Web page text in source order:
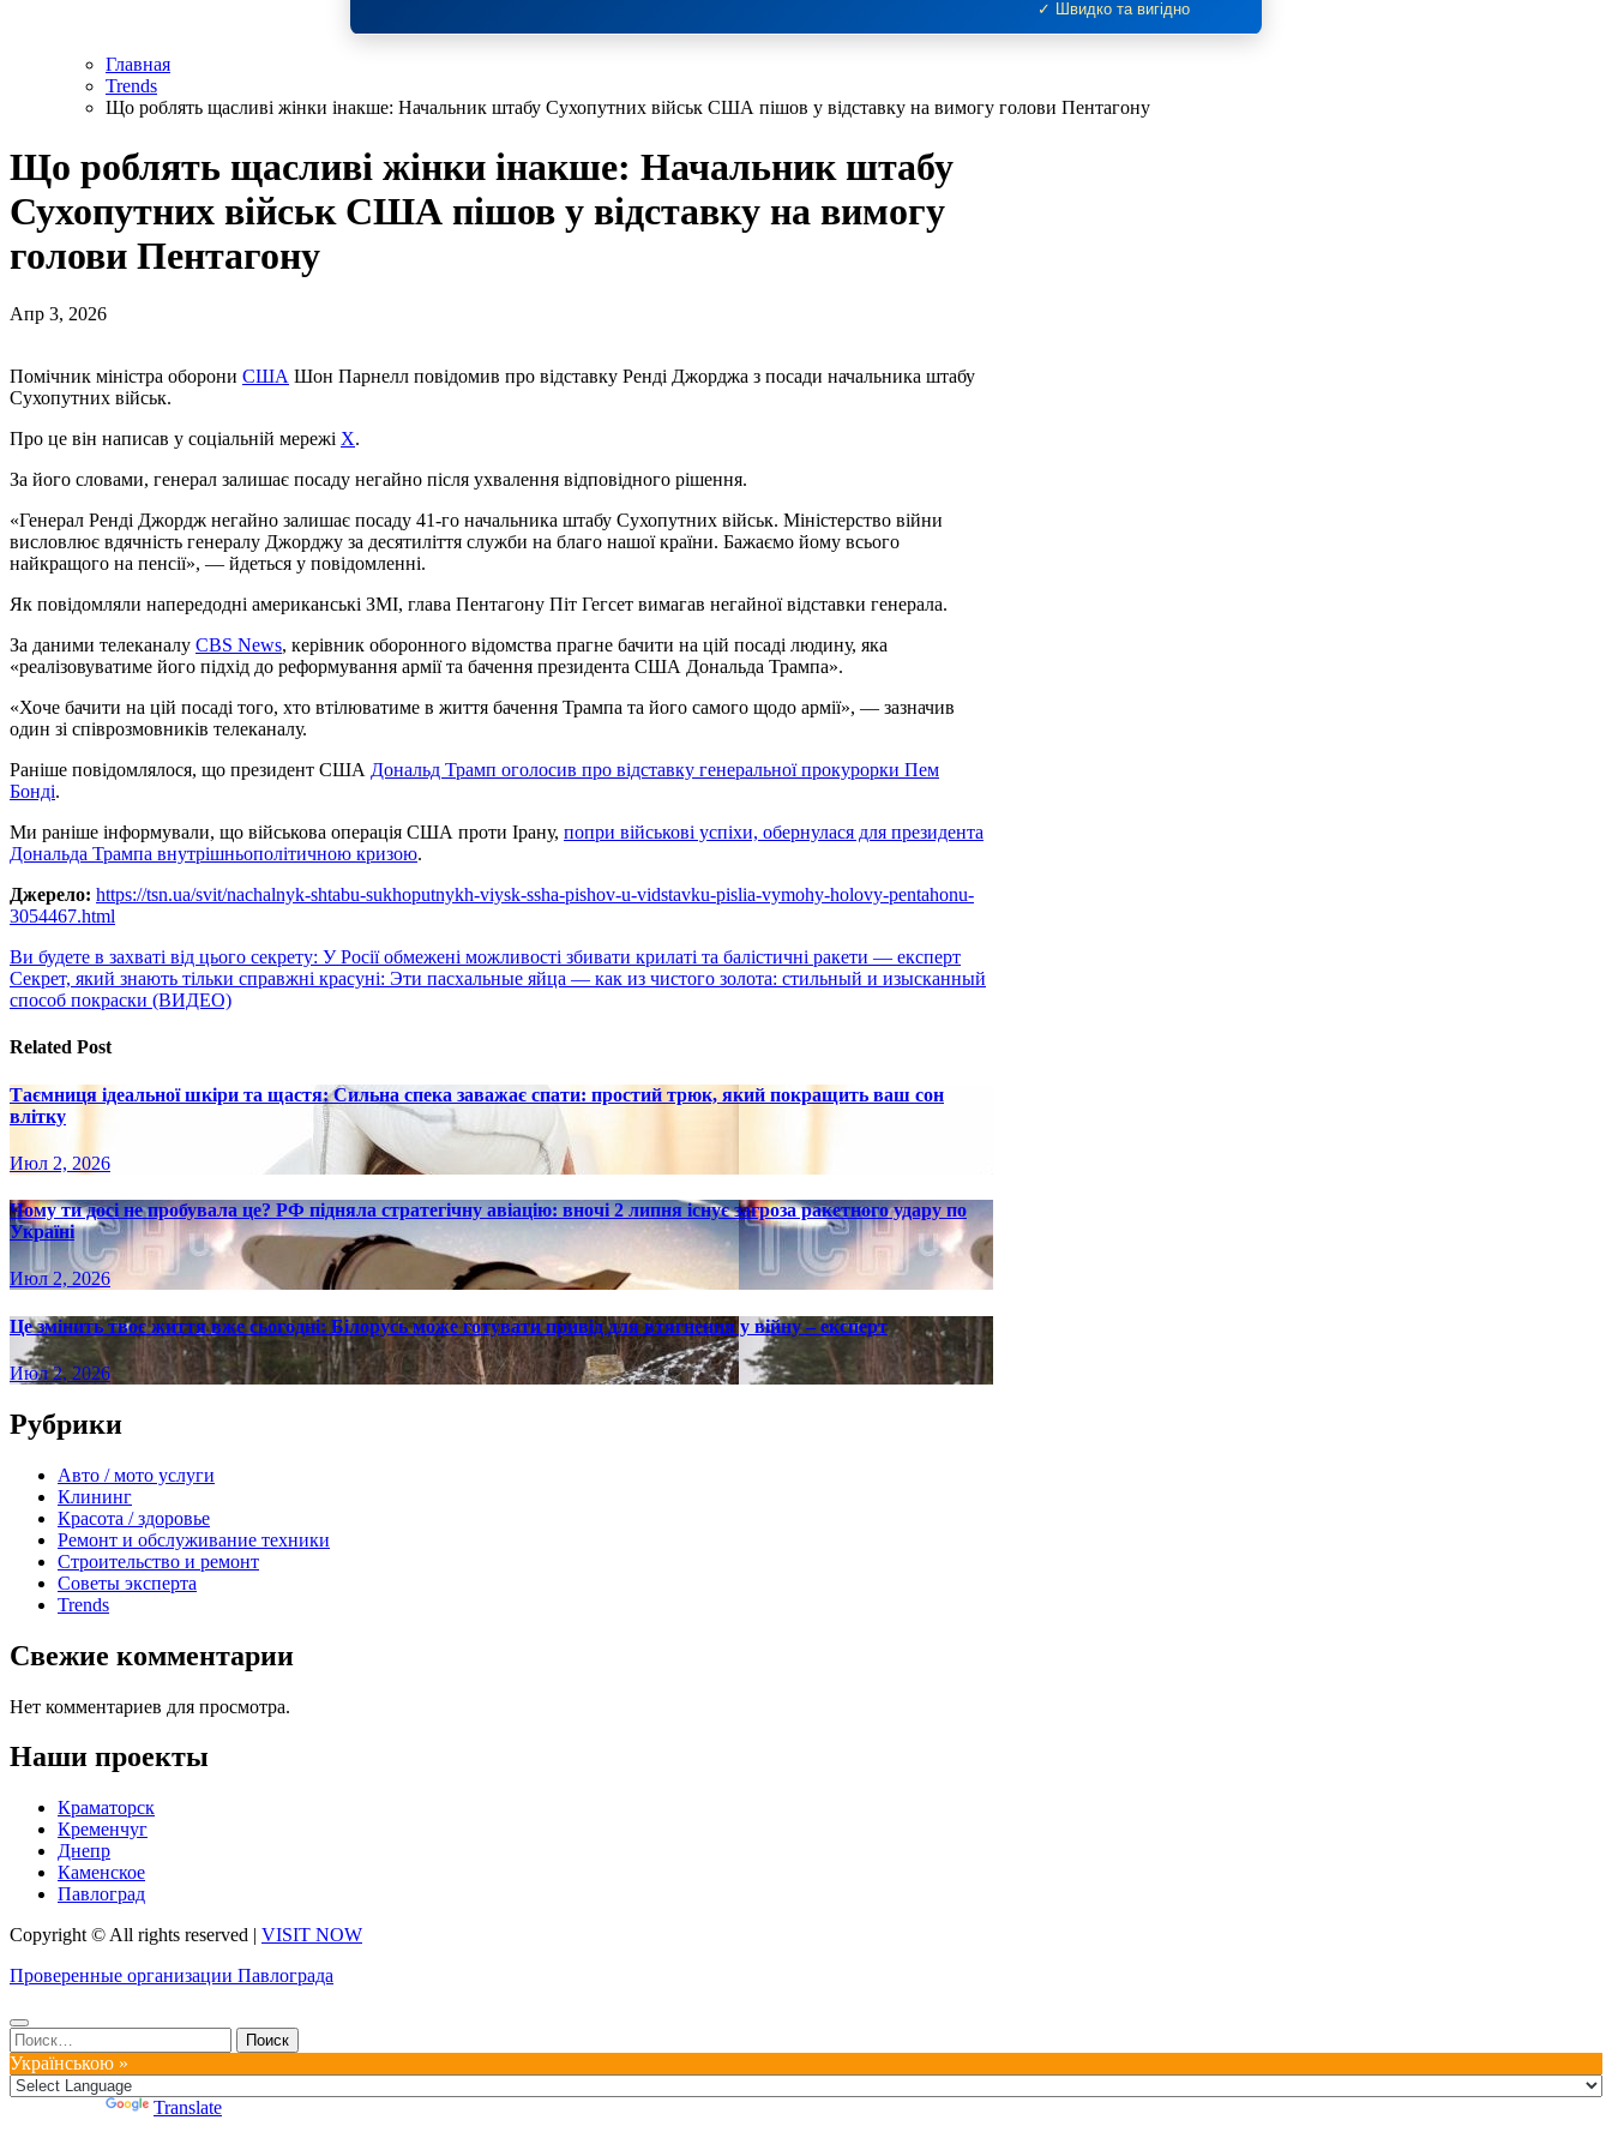
✓ Швидко та вигідно
Главная
Trends
Що роблять щасливі жінки інакше: Начальник штабу Сухопутних військ США пішов у відставку на вимогу голови Пентагону
Що роблять щасливі жінки інакше: Начальник штабу
Сухопутних військ США пішов у відставку на вимогу
голови Пентагону
Апр 3, 2026
Помічник міністра оборони США Шон Парнелл повідомив про відставку Ренді Джорджа з посади начальника штабу
Сухопутних військ.
Про це він написав у соціальній мережі X.
За його словами, генерал залишає посаду негайно після ухвалення відповідного рішення.
«Генерал Ренді Джордж негайно залишає посаду 41-го начальника штабу Сухопутних військ. Міністерство війни
висловлює вдячність генералу Джорджу за десятиліття служби на благо нашої країни. Бажаємо йому всього
найкращого на пенсії», — йдеться у повідомленні.
Як повідомляли напередодні американські ЗМІ, глава Пентагону Піт Гегсет вимагав негайної відставки генерала.
За даними телеканалу CBS News, керівник оборонного відомства прагне бачити на цій посаді людину, яка
«реалізовуватиме його підхід до реформування армії та бачення президента США Дональда Трампа».
«Хоче бачити на цій посаді того, хто втілюватиме в життя бачення Трампа та його самого щодо армії», — зазначив
один зі співрозмовників телеканалу.
Раніше повідомлялося, що президент США Дональд Трамп оголосив про відставку генеральної прокурорки Пем
Бонді.
Ми раніше інформували, що військова операція США проти Ірану, попри військові успіхи, обернулася для президента
Дональда Трампа внутрішньополітичною кризою.
Джерело: https://tsn.ua/svit/nachalnyk-shtabu-sukhoputnykh-viysk-ssha-pishov-u-vidstavku-pislia-vymohy-holovy-pentahonu-
3054467.html
Навигация
по
Ви будете в захваті від цього секрету: У Росії обмежені можливості збивати крилаті та балістичні ракети — експерт
Секрет, який знають тільки справжні красуні: Эти пасхальные яйца — как из чистого золота: стильный и изысканный
способ покраски (ВИДЕО)
Related Post
Таємниця ідеальної шкіри та щастя: Сильна спека заважає спати: простий трюк, який покращить ваш сон
влітку
Июл 2, 2026
Чому ти досі не пробувала це? РФ підняла стратегічну авіацію: вночі 2 липня існує загроза ракетного удару по
Україні
Июл 2, 2026
Це змінить твоє життя вже сьогодні: Білорусь може готувати привід для втягнення у війну – експерт
Июл 2, 2026
Рубрики
Авто / мото услуги
Клининг
Красота / здоровье
Ремонт и обслуживание техники
Строительство и ремонт
Советы эксперта
Trends
Свежие комментарии
Нет комментариев для просмотра.
Наши проекты
Краматорск
Кременчуг
Днепр
Каменское
Павлоград
Copyright © All rights reserved | VISIT NOW
Проверенные организации Павлограда
Найти:
Українською »
Translate